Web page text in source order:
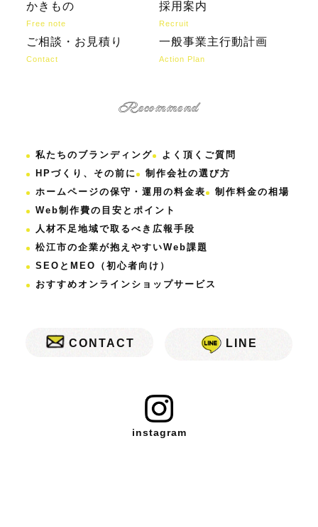
かきもの
Free note
採用案内
Recruit
ご相談・お見積り
Contact
一般事業主行動計画
Action Plan
Recommend
私たちのブランディング
よく頂くご質問
HPづくり、その前に
制作会社の選び方
ホームページの保守・運用の料金表
制作料金の相場
Web制作費の目安とポイント
人材不足地域で取るべき広報手段
松江市の企業が抱えやすいWeb課題
SEOとMEO（初心者向け）
おすすめオンラインショップサービス
CONTACT LINE
instagram